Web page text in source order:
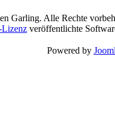
Garling. Alle Rechte
veröffentlichte
Powered by